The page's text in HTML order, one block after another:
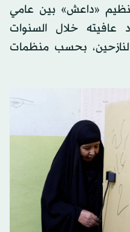
«داعش» بين عامي
استعاد عافيته خلال السنوات
بحسب منظمات